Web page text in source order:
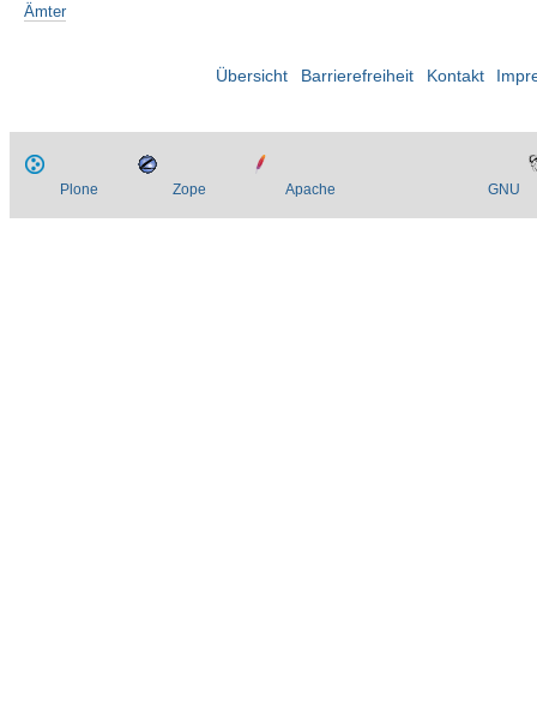
Ämter
Übersicht Barrierefreiheit Kontakt
Plone Zope Apache GNU